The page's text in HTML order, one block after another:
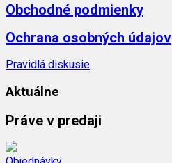
Obchodné podmienky
Ochrana osobných údajov
Pravidlá diskusie
Aktuálne
Práve v predaji